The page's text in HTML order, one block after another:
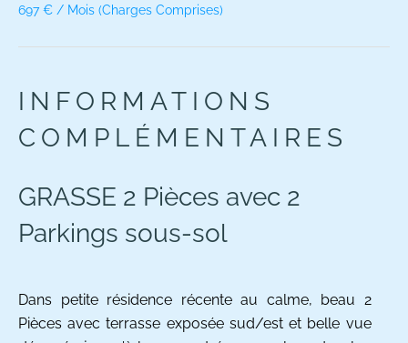
697 € / Mois (Charges Comprises)
INFORMATIONS
COMPLÉMENTAIRES
GRASSE 2 Pièces avec 2
Parkings sous-sol
Dans petite résidence récente au calme, beau 2
Pièces avec terrasse exposée sud/est et belle vue